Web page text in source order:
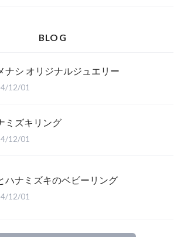
BLOG
ナシ オリジナルジュエリー
12/01
ミズキリング
12/01
ハナミズキのベビーリング
12/01